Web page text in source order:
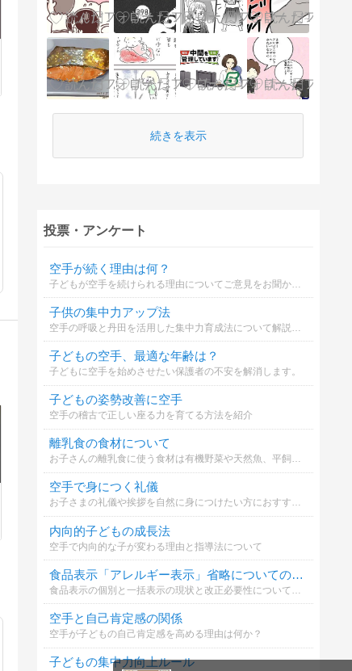
続きを表示
投票・アンケート
空手が続く理由は何？
子供の集中力アップ法
子どもの空手、最適な年齢は？
子どもに空手を始めさせたい保護者の不安を解消します。
子どもの姿勢改善に空手
空手の稽古で正しい座る力を育てる方法を紹介
離乳食の食材について
お子さんの離乳食に使う食材は有機野菜や天然魚、平飼い卵などこだわっていますか？※私はこだわって選んでいるのですがなんせお高い、、、家計を圧迫しています(´;ω;｀)
空手で身につく礼儀
お子さまの礼儀や挨拶を自然に身につけたい方におすすめ。
内向的子どもの成長法
空手で内向的な子が変わる理由と指導法について
食品表示「アレルギー表示」省略についての意見
食品表示の個別と一括表示の現状と改正必要性についてどう思いますか
空手と自己肯定感の関係
空手が子どもの自己肯定感を高める理由は何か？
子どもの集中力向上ルール